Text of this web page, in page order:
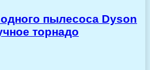
пылесоса Dyson
торнадо